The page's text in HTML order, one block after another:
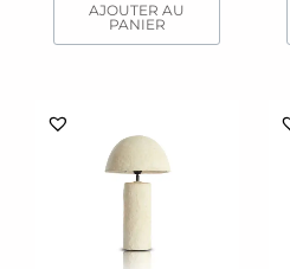
AJOUTER AU
PANIER